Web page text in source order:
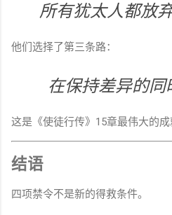
所有犹太人都放
他们选择了第三条路：
在保持差异的同
这是《使徒行传》15章最伟大的成
结语
四项禁令不是新的得救条件。